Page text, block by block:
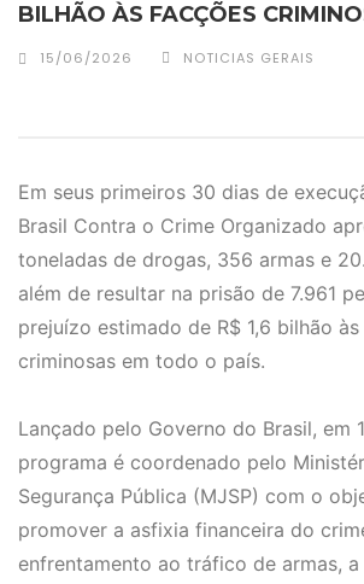
BILHÃO ÀS FACÇÕES
15/06/2026 NOTICIAS GERAIS
Em seus primeiros 30 dias de
Brasil Contra o Crime Organizado
toneladas de drogas, 356 armas e
além de resultar na prisão de 7.961
prejuízo estimado de R$ 1,6 bilhão
criminosas em todo o país.
Lançado pelo Governo do Brasil, em
programa é coordenado pelo
Segurança Pública (MJSP) com o
promover a asfixia financeira do
enfrentamento ao tráfico de armas,